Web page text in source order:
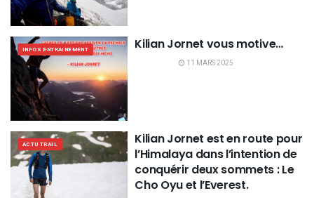
INFOS ENTRAINEMENT Kilian Jornet vous motive…
11 MARS 2025
ACTU TRAIL
Kilian Jornet est en route pour
l’Himalaya dans l’intention de
conquérir deux sommets : Le
Cho Oyu et l’Everest.